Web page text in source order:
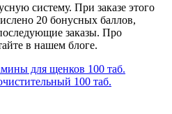
систему. При заказе этого
20 бонусных баллов,
заказы. Про
в нашем блоге.
для щенков 100 таб.
100 таб.